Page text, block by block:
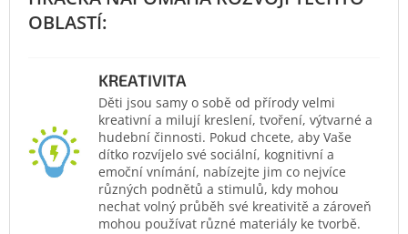
KREATIVITA
Děti jsou samy o sobě od přírody velmi
kreativní a milují kreslení, tvoření, výtvarné a
hudební činnosti. Pokud chcete, aby Vaše
dítko rozvíjelo své sociální, kognitivní a
emoční vnímání, nabízejte jim co nejvíce
různých podnětů a stimulů, kdy mohou
nechat volný průběh své kreativitě a zároveň
mohou používat různé materiály ke tvorbě.